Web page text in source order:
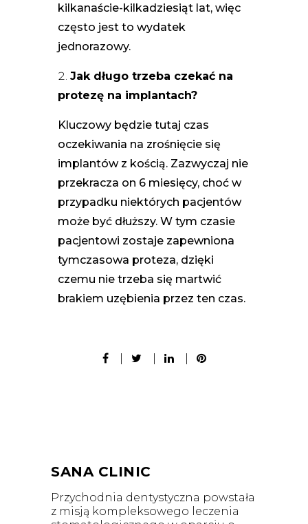
kilkanaście-kilkadziesiąt lat, więc
często jest to wydatek
jednorazowy.
Jak długo trzeba czekać na
protezę na implantach?
Kluczowy będzie tutaj czas
oczekiwania na zrośnięcie się
implantów z kością. Zazwyczaj nie
przekracza on 6 miesięcy, choć w
przypadku niektórych pacjentów
może być dłuższy. W tym czasie
pacjentowi zostaje zapewniona
tymczasowa proteza, dzięki
czemu nie trzeba się martwić
brakiem uzębienia przez ten czas.
SANA CLINIC
Przychodnia dentystyczna powstała
z misją kompleksowego leczenia